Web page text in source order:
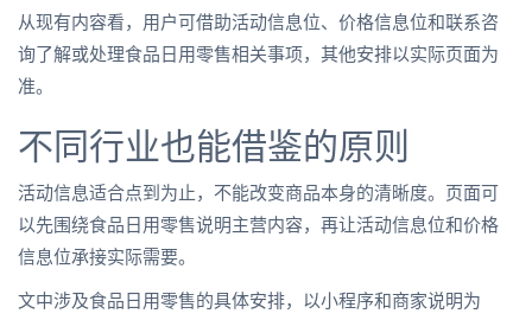
从现有内容看，用户可借助活动信息位、价格信息位和联系咨
询了解或处理食品日用零售相关事项，其他安排以实际页面为
准。
不同行业也能借鉴的原则
活动信息适合点到为止，不能改变商品本身的清晰度。页面可
以先围绕食品日用零售说明主营内容，再让活动信息位和价格
信息位承接实际需要。
文中涉及食品日用零售的具体安排，以小程序和商家说明为